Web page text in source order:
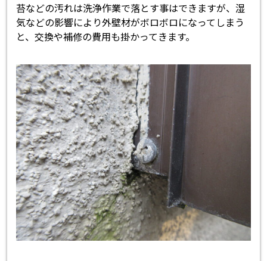
苔などの汚れは洗浄作業で落とす事はできますが、湿
気などの影響により外壁材がボロボロになってしまう
と、交換や補修の費用も掛かってきます。